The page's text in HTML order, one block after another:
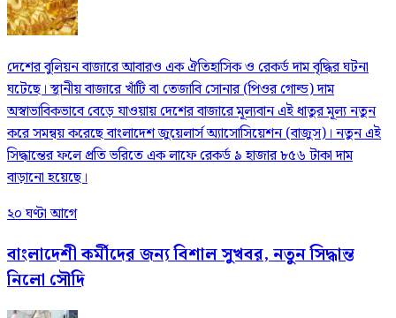
দেশের বুলিয়ন বাজারে আবারও এক ঐতিহাসিক ও রেকর্ড দাম বৃদ্ধির ঘটনা
ঘটেছে। স্থানীয় বাজারে খাঁটি বা তেজাবি সোনার (পিওর গোল্ড) দাম
অস্বাভাবিকভাবে বেড়ে যাওয়ায় দেশের বাজারে মূল্যবান এই ধাতুর মূল্য নতুন
করে সমন্বয় করেছে বাংলাদেশ জুয়েলার্স অ্যাসোসিয়েশন (বাজুস)। নতুন এই
সিদ্ধান্তের ফলে প্রতি ভরিতে এক লাফে রেকর্ড ৯ হাজার ৮৫৬ টাকা দাম
বাড়ানো হয়েছে।
২০ ঘণ্টা আগে
বাংলাদেশী কর্মীদের জন্য বিশাল সুখবর, নতুন সিদ্ধান্ত
নিলো সৌদি